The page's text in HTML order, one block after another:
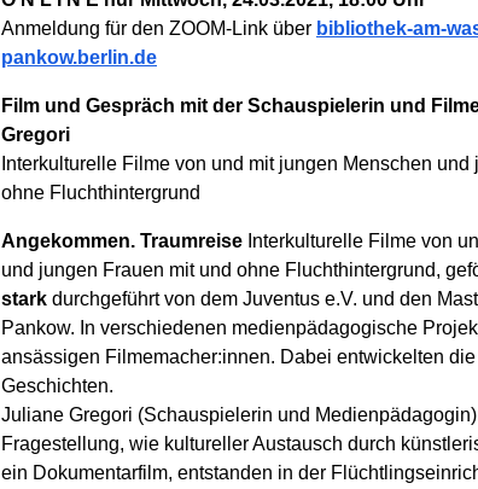
Anmeldung für den ZOOM-Link über bibliothek-am-
pankow.berlin.de
Film und Gespräch mit der Schauspielerin und
Gregori
Interkulturelle Filme von und mit jungen Menschen und
ohne Fluchthintergrund
Angekommen. Traumreise Interkulturelle Filme von
und jungen Frauen mit und ohne Fluchthintergrund,
stark durchgeführt von dem Juventus e.V. und den
Pankow. In verschiedenen medienpädagogische
ansässigen Filmemacher:innen. Dabei entwickelten
Geschichten.
Juliane Gregori (Schauspielerin und
Fragestellung, wie kultureller Austausch durch
ein Dokumentarfilm, entstanden in der